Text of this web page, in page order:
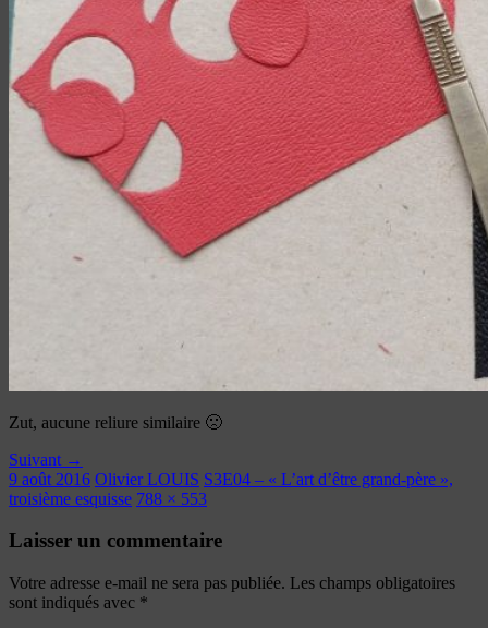
Zut, aucune reliure similaire 🙁
Suivant →
9 août 2016 Olivier LOUIS S3E04 – « L’art d’être grand-père »,
troisième esquisse 788 × 553
Laisser un commentaire
Votre adresse e-mail ne sera pas publiée. Les champs obligatoires
sont indiqués avec *